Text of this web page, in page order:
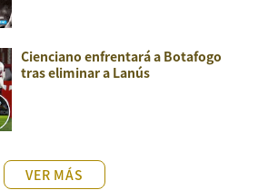
Cienciano enfrentará a Botafogo
tras eliminar a Lanús
VER MÁS